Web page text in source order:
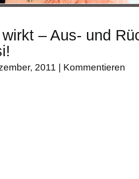
– Aus- und
2011 | Kommentieren